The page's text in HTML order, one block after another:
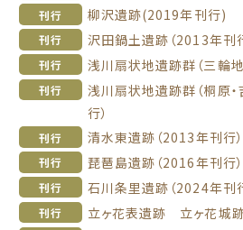
刊行 柳沢遺跡(2019年刊行)
刊行 沢田鍋土遺跡（2013年刊
刊行 浅川扇状地遺跡群（三輪地
刊行
浅川扇状地遺跡群（桐原
行）
刊行 清水東遺跡（2013年刊行）
刊行 琵琶島遺跡（2016年刊行）
刊行 石川条里遺跡（2024年刊
刊行 立ヶ花表遺跡 立ヶ花城跡